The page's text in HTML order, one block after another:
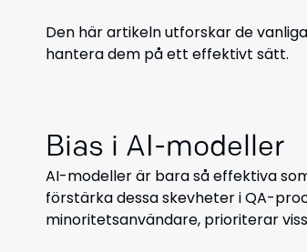
Den här artikeln utforskar de
hantera dem på ett effektivt sätt.
Bias i AI-modeller
AI-modeller är bara så effektiva
förstärka dessa skevheter i QA-
minoritetsanvändare, prioriterar